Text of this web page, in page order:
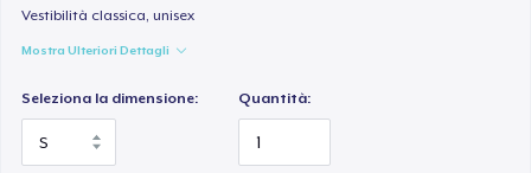
Vestibilità classica, unisex
Mostra Ulteriori Dettagli
Seleziona la dimensione: Quantità: